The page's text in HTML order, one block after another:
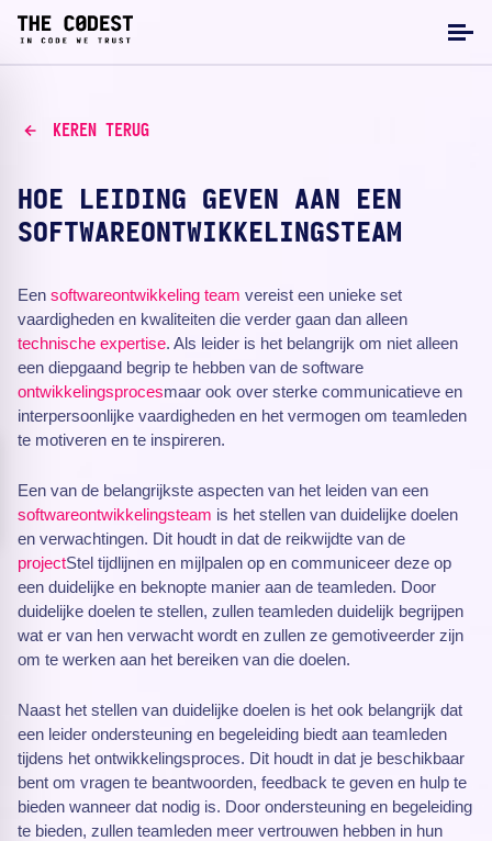
KEREN TERUG
HOE LEIDING GEVEN AAN EEN
SOFTWAREONTWIKKELINGSTEAM
Een softwareontwikkeling team vereist een unieke set
vaardigheden en kwaliteiten die verder gaan dan alleen
technische expertise. Als leider is het belangrijk om niet alleen
een diepgaand begrip te hebben van de software
ontwikkelingsprocesmaar ook over sterke communicatieve en
interpersoonlijke vaardigheden en het vermogen om teamleden
te motiveren en te inspireren.
Een van de belangrijkste aspecten van het leiden van een
softwareontwikkelingsteam is het stellen van duidelijke doelen
en verwachtingen. Dit houdt in dat de reikwijdte van de
projectStel tijdlijnen en mijlpalen op en communiceer deze op
een duidelijke en beknopte manier aan de teamleden. Door
duidelijke doelen te stellen, zullen teamleden duidelijk begrijpen
wat er van hen verwacht wordt en zullen ze gemotiveerder zijn
om te werken aan het bereiken van die doelen.
Naast het stellen van duidelijke doelen is het ook belangrijk dat
een leider ondersteuning en begeleiding biedt aan teamleden
tijdens het ontwikkelingsproces. Dit houdt in dat je beschikbaar
bent om vragen te beantwoorden, feedback te geven en hulp te
bieden wanneer dat nodig is. Door ondersteuning en begeleiding
te bieden, zullen teamleden meer vertrouwen hebben in hun